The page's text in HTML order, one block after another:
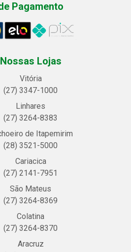
Pagamento
Nossas Lojas
Vitória
(27) 3347-1000
Linhares
(27) 3264-8383
de Itapemirim
(28) 3521-5000
Cariacica
(27) 2141-7951
São Mateus
(27) 3264-8369
Colatina
(27) 3264-8370
Aracruz